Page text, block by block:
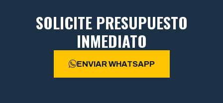
SOLICITE PRESUPUESTO
INMEDIATO
ENVIAR WHATSAPP